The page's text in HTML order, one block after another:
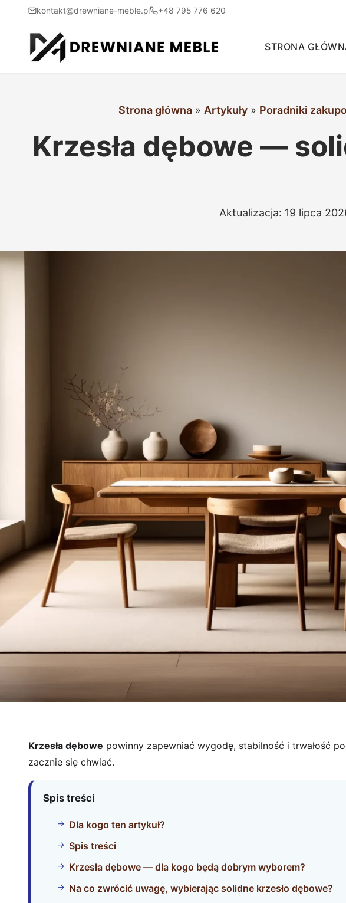
kontakt@drewniane-meble.pl +48 795 776 620
STRONA
Strona główna » Artykuły » Poradniki
Krzesła dębowe —
Aktualizacja: 19 lipca
Krzesła dębowe powinny zapewniać wygodę, stabilność i trwałość
zacznie się chwiać.
Spis treści
Dla kogo ten artykuł?
Spis treści
Krzesła dębowe — dla kogo będą dobrym wyborem?
Na co zwrócić uwagę, wybierając solidne krzesło dębowe?